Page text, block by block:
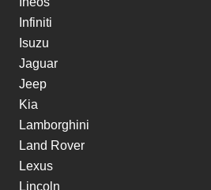
Infiniti
Isuzu
Jaguar
Jeep
Kia
Lamborghini
Land Rover
Lexus
Lincoln